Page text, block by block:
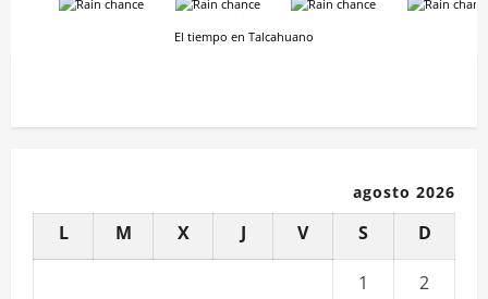
El tiempo en Talcahuano
agosto 2026
L M X J V S D
1
2